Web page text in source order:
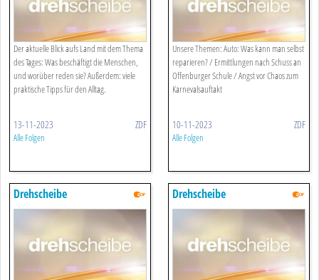
Der aktuelle Blick aufs Land mit dem Thema
des Tages: Was beschäftigt die Menschen,
und worüber reden sie? Außerdem: viele
praktische Tipps für den Alltag.
13-11-2023 ZDF
Alle Folgen
Unsere Themen: Auto: Was kann man selbst
reparieren? / Ermittlungen nach Schuss an
Offenburger Schule / Angst vor Chaos zum
Karnevalsauftakt
10-11-2023 ZDF
Alle Folgen
Drehscheibe Drehscheibe